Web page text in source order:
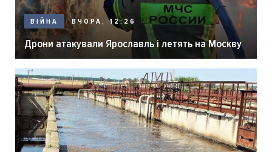
ВІЙНА ВЧОРА, 12:26
Дрони атакували Ярославль і летять на Москву